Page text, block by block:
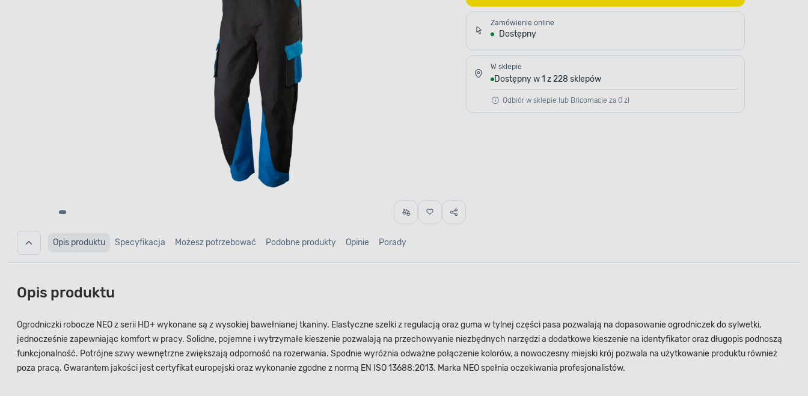
Zamówienie online
Dostępny
W sklepie
Dostępny w 1 z 228 sklepów
Odbiór w sklepie lub Bricomacie za 0 zł
Opis produktu Specyfikacja Możesz potrzebować Podobne produkty Opinie Porady
Opis produktu
Ogrodniczki robocze NEO z serii HD+ wykonane są z wysokiej bawełnianej tkaniny. Elastyczne szelki z regulacją oraz guma w tylnej części pasa pozwalają na dopasowanie ogrodniczek do sylwetki,
jednocześnie zapewniając komfort w pracy. Solidne, pojemne i wytrzymałe kieszenie pozwalają na przechowyanie niezbędnych narzędzi a dodatkowe kieszenie na identyfikator oraz długopis podnoszą
funkcjonalność. Potrójne szwy wewnętrzne zwiększają odporność na rozerwania. Spodnie wyróżnia odważne połączenie kolorów, a nowoczesny miejski krój pozwala na użytkowanie produktu również
poza pracą. Gwarantem jakości jest certyfikat europejski oraz wykonanie zgodne z normą EN ISO 13688:2013. Marka NEO spełnia oczekiwania profesjonalistów.